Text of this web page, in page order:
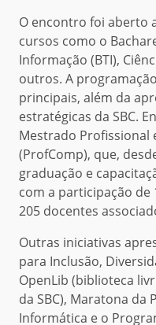
O encontro foi aberto
cursos como o
Informação (BTI),
outros. A
principais, além da
estratégicas da SBC.
Mestrado Profissional
(ProfComp), que,
graduação e
com a participação de
205 docentes
Outras iniciativas
para Inclusão,
OpenLib (biblioteca
da SBC), Maratona da
Informática e o